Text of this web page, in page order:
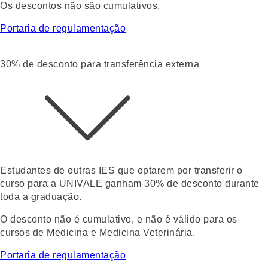
Os descontos não são cumulativos.
Portaria de regulamentação
30% de desconto para transferência externa
Estudantes de outras IES que optarem por transferir o
curso para a UNIVALE ganham 30% de desconto durante
toda a graduação.
O desconto não é cumulativo, e não é válido para os
cursos de Medicina e Medicina Veterinária.
Portaria de regulamentação